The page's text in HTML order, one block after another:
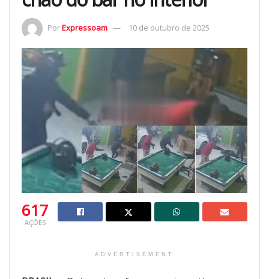
PorExpressoam 10 de outubro de 2025
617
AÇÕES
ADVERTISEMENT